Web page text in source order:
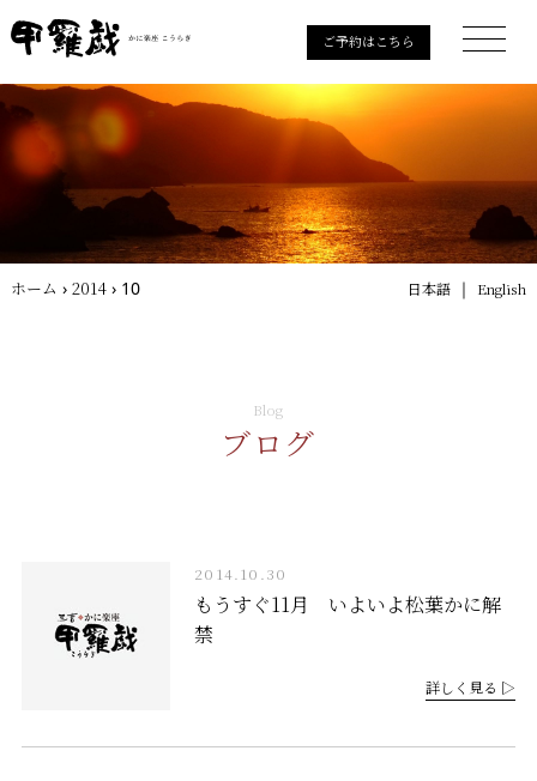
ご予約はこちら
ホーム › 2014 ›10 日本語 ｜ English
Blog
ブログ
2014.10.30
もうすぐ11月 いよいよ松葉かに解
禁
詳しく見る ▷